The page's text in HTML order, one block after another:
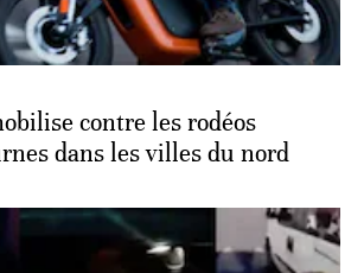
contre les rodéos
dans les villes du nord